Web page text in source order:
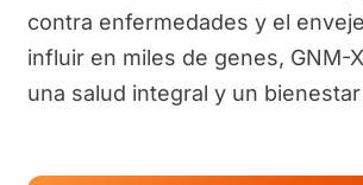
contra enfermedades y el
influir en miles de genes, GNM-
una salud integral y un